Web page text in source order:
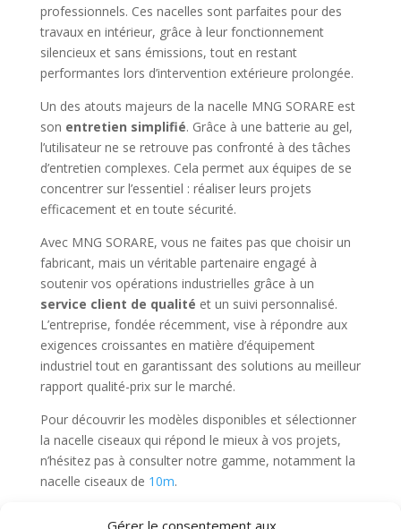
Gérer le consentement aux
professionnels. Ces nacelles sont parfaites pour des
travaux en intérieur, grâce à leur fonctionnement
silencieux et sans émissions, tout en restant
performantes lors d’intervention extérieure prolongée.
Un des atouts majeurs de la nacelle MNG SORARE est
son entretien simplifié. Grâce à une batterie au gel,
l’utilisateur ne se retrouve pas confronté à des tâches
d’entretien complexes. Cela permet aux équipes de se
concentrer sur l’essentiel : réaliser leurs projets
efficacement et en toute sécurité.
Avec MNG SORARE, vous ne faites pas que choisir un
fabricant, mais un véritable partenaire engagé à
soutenir vos opérations industrielles grâce à un
service client de qualité et un suivi personnalisé.
L’entreprise, fondée récemment, vise à répondre aux
exigences croissantes en matière d’équipement
industriel tout en garantissant des solutions au meilleur
rapport qualité-prix sur le marché.
Pour découvrir les modèles disponibles et sélectionner
la nacelle ciseaux qui répond le mieux à vos projets,
n’hésitez pas à consulter notre gamme, notamment la
nacelle ciseaux de 10m.